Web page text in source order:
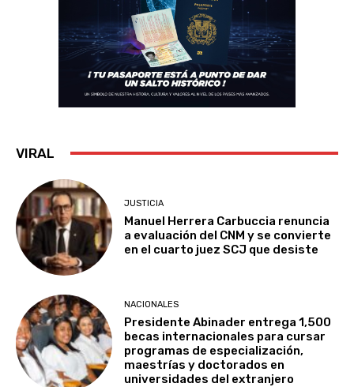
VIRAL
JUSTICIA
Manuel Herrera Carbuccia renuncia
a evaluación del CNM y se convierte
en el cuarto juez SCJ que desiste
NACIONALES
Presidente Abinader entrega 1,500
becas internacionales para cursar
programas de especialización,
maestrías y doctorados en
universidades del extranjero